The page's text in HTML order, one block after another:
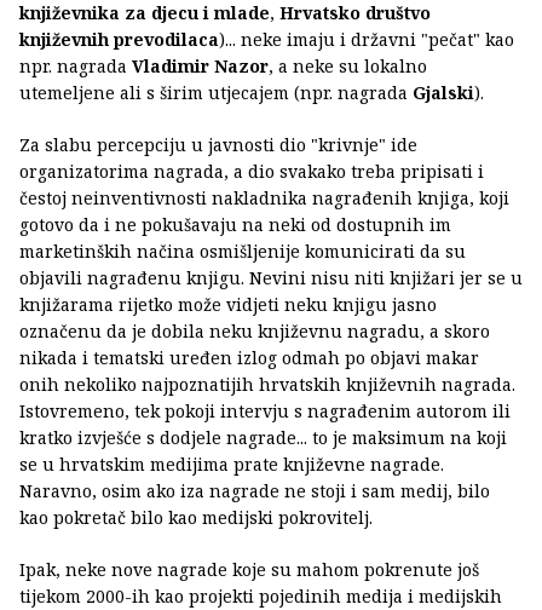
književnika za djecu i mlade, Hrvatsko društvo
književnih prevodilaca)... neke imaju i državni "pečat" kao
npr. nagrada Vladimir Nazor, a neke su lokalno
utemeljene ali s širim utjecajem (npr. nagrada Gjalski).
Za slabu percepciju u javnosti dio "krivnje" ide
organizatorima nagrada, a dio svakako treba pripisati i
čestoj neinventivnosti nakladnika nagrađenih knjiga, koji
gotovo da i ne pokušavaju na neki od dostupnih im
marketinških načina osmišljenije komunicirati da su
objavili nagrađenu knjigu. Nevini nisu niti knjižari jer se u
knjižarama rijetko može vidjeti neku knjigu jasno
označenu da je dobila neku književnu nagradu, a skoro
nikada i tematski uređen izlog odmah po objavi makar
onih nekoliko najpoznatijih hrvatskih književnih nagrada.
Istovremeno, tek pokoji intervju s nagrađenim autorom ili
kratko izvješće s dodjele nagrade... to je maksimum na koji
se u hrvatskim medijima prate književne nagrade.
Naravno, osim ako iza nagrade ne stoji i sam medij, bilo
kao pokretač bilo kao medijski pokrovitelj.
Ipak, neke nove nagrade koje su mahom pokrenute još
tijekom 2000-ih kao projekti pojedinih medija i medijskih